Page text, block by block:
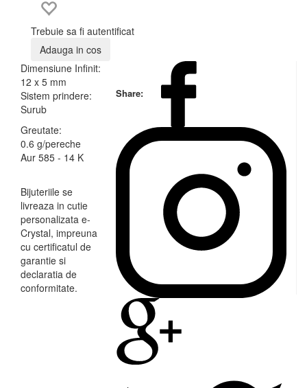
Trebuie sa fi autentificat
Adauga in cos
Share:
Dimensiune Infinit:
12 x 5 mm
Sistem prindere:
Surub
Greutate:
0.6 g/pereche
Aur 585 - 14 K
Bijuteriile se
livreaza in cutie
personalizata e-
Crystal, impreuna
cu certificatul de
garantie si
declaratia de
conformitate.